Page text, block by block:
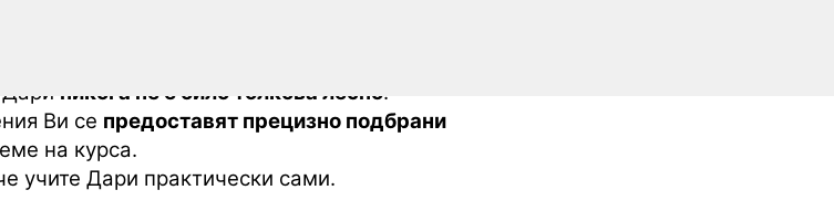
никога не е било толкова лесно:
Ви се предоставят прецизно подбрани
на курса.
учите Дари практически сами.